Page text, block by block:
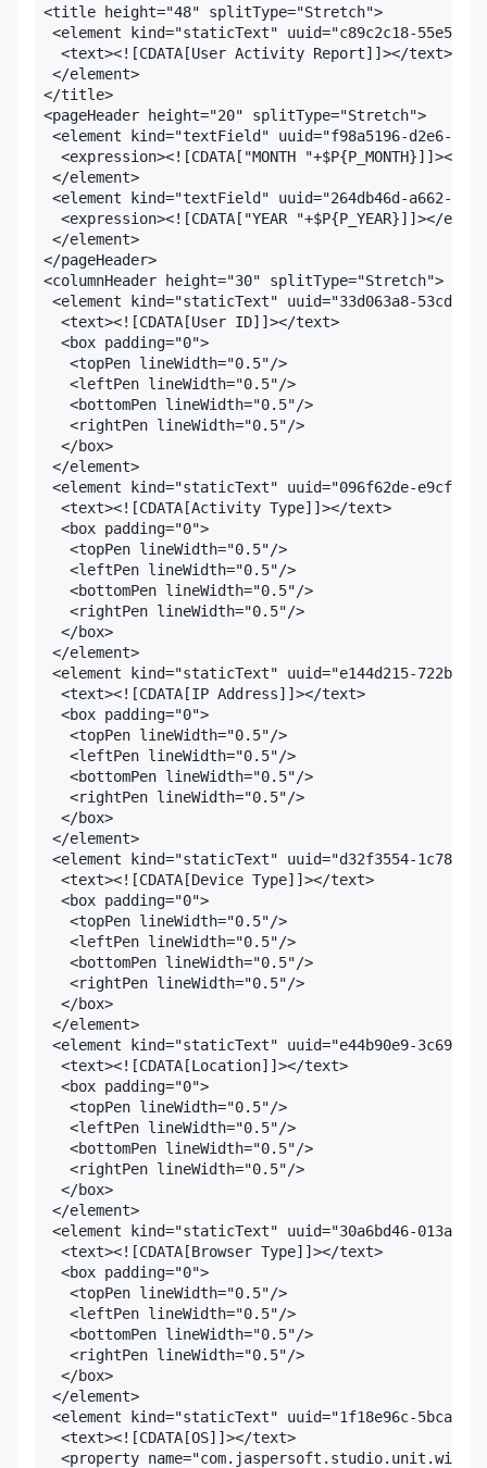
<title height="48" splitType="Stretch">
<element kind="staticText" uuid="c89c2c18-55e5-
   <text><![CDATA[User Activity Report]]></text>
  </element>
</title>
<pageHeader height="20" splitType="Stretch">
<element kind="textField" uuid="f98a5196-d2e6-
<expression><![CDATA["MONTH "+$P{P_MONTH}]]></
  </element>
<element kind="textField" uuid="264db46d-a662-
<expression><![CDATA["YEAR "+$P{P_YEAR}]]></
  </element>
</pageHeader>
<columnHeader height="30" splitType="Stretch">
<element kind="staticText" uuid="33d063a8-53cd-
   <text><![CDATA[User ID]]></text>
   <box padding="0">
    <topPen lineWidth="0.5"/>
    <leftPen lineWidth="0.5"/>
    <bottomPen lineWidth="0.5"/>
    <rightPen lineWidth="0.5"/>
   </box>
  </element>
<element kind="staticText" uuid="096f62de-e9cf-
   <text><![CDATA[Activity Type]]></text>
   <box padding="0">
    <topPen lineWidth="0.5"/>
    <leftPen lineWidth="0.5"/>
    <bottomPen lineWidth="0.5"/>
    <rightPen lineWidth="0.5"/>
   </box>
  </element>
<element kind="staticText" uuid="e144d215-722b-
   <text><![CDATA[IP Address]]></text>
   <box padding="0">
    <topPen lineWidth="0.5"/>
    <leftPen lineWidth="0.5"/>
    <bottomPen lineWidth="0.5"/>
    <rightPen lineWidth="0.5"/>
   </box>
  </element>
<element kind="staticText" uuid="d32f3554-1c78-
   <text><![CDATA[Device Type]]></text>
   <box padding="0">
    <topPen lineWidth="0.5"/>
    <leftPen lineWidth="0.5"/>
    <bottomPen lineWidth="0.5"/>
    <rightPen lineWidth="0.5"/>
   </box>
  </element>
<element kind="staticText" uuid="e44b90e9-3c69-
   <text><![CDATA[Location]]></text>
   <box padding="0">
    <topPen lineWidth="0.5"/>
    <leftPen lineWidth="0.5"/>
    <bottomPen lineWidth="0.5"/>
    <rightPen lineWidth="0.5"/>
   </box>
  </element>
<element kind="staticText" uuid="30a6bd46-013a-
   <text><![CDATA[Browser Type]]></text>
   <box padding="0">
    <topPen lineWidth="0.5"/>
    <leftPen lineWidth="0.5"/>
    <bottomPen lineWidth="0.5"/>
    <rightPen lineWidth="0.5"/>
   </box>
  </element>
<element kind="staticText" uuid="1f18e96c-5bca-
   <text><![CDATA[OS]]></text>
<property